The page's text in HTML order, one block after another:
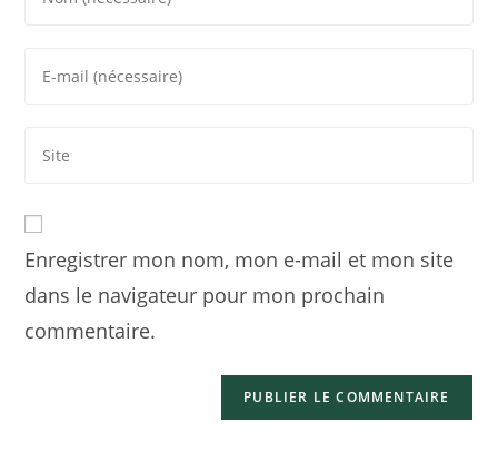
Enregistrer mon nom, mon e-mail et mon site
dans le navigateur pour mon prochain
commentaire.